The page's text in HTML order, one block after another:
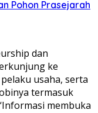
Pohon Prasejarah
dan
ke
usaha, serta
termasuk
membuka